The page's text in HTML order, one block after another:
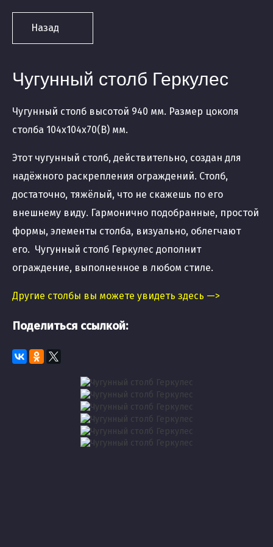
Назад
Чугунный столб Геркулес
Чугунный столб высотой 940 мм. Размер цоколя
столба 104х104х70(В) мм.
Этот чугунный столб, действительно, создан для
надёжного раскрепления ограждений. Столб,
достаточно, тяжёлый, что не скажешь по его
внешнему виду. Гармонично подобранные, простой
формы, элементы столба, визуально, облегчают
его. Чугунный столб Геркулес дополнит
ограждение, выполненное в любом стиле.
Другие столбы вы можете увидеть здесь —>
Поделиться ссылкой: